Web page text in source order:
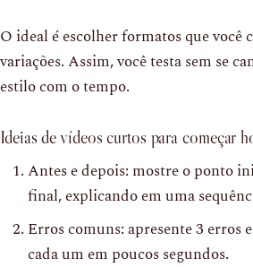
O ideal é escolher formatos que você
variações. Assim, você testa sem se
estilo com o tempo.
Ideias de vídeos curtos para começar
Antes e depois: mostre o ponto
final, explicando em uma
Erros comuns: apresente 3 erros
cada um em poucos segundos.